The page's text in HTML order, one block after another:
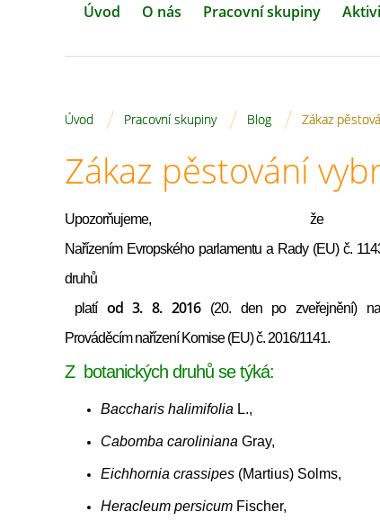
Úvod O nás Pracovní skupiny
Úvod / Pracovní skupiny / Blog / Zákaz
Zákaz pěstování
Nařízením Evropského parlamentu a Rady (EU) č.
druhů
platí od 3. 8. 2016(20. den po zveřejnění)
Prováděcím nařízení Komise (EU) č. 2016/1141.
Z botanických druhů se týká:
Baccharis halimifolia L.,
Cabomba caroliniana Gray,
Eichhornia crassipes (Martius) Solms,
Heracleum persicum Fischer,